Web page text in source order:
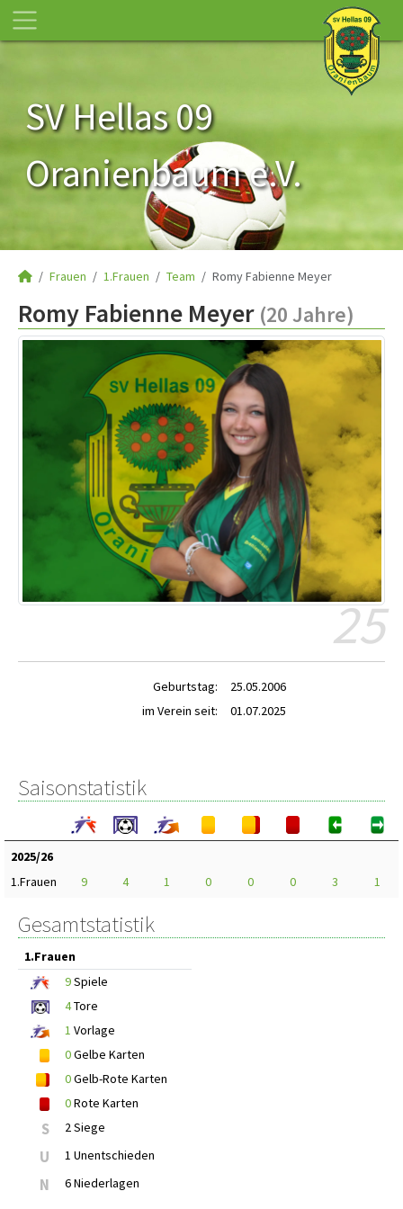
SV Hellas 09
Oranienbaum e.V.
Frauen 1.Frauen Team Romy Fabienne Meyer
Romy Fabienne Meyer (20 Jahre)
25
Geburtstag:
25.05.2006
im Verein seit:
01.07.2025
Saisonstatistik
2025/26
1.Frauen
9 4 1 0 0 0 3 1
Gesamtstatistik
1.Frauen
9Spiele
4Tore
1 Vorlage
0Gelbe Karten
0Gelb-Rote Karten
0Rote Karten
S 2 Siege
U 1 Unentschieden
N 6 Niederlagen